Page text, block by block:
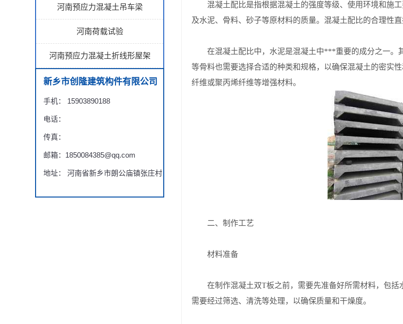
河南预应力混凝土吊车梁
河南荷载试验
河南预应力混凝土折线形屋架
新乡市创隆建筑构件有限公司
手机： 15903890188
电话：
传真：
邮箱：1850084385@qq.com
地址： 河南省新乡市朗公庙镇张庄村
混凝土配比是指根据混凝土的强度等级、使用环境和施工
及水泥、骨料、砂子等原材料的质量。混凝土配比的合理性
在混凝土配比中，水泥是混凝土中***重要的成分之一。
等骨料也需要选择合适的种类和规格，以确保混凝土的密实
纤维或聚丙烯纤维等增强材料。
二、制作工艺
材料准备
在制作混凝土双T板之前，需要先准备好所需材料，包括
需要经过筛选、清洗等处理，以确保质量和干燥度。